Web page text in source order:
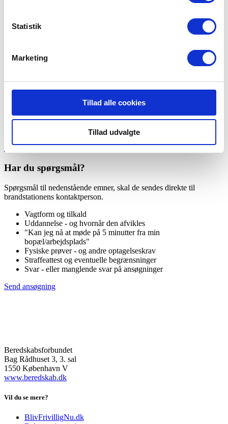
Statistik
Marketing
Tillad alle cookies
Tillad udvalgte
Det skal du vide om Falck Galten
Du skal bo og/eller arbejde maks. 5 minutter fra brandstationen.
Send ansøgning
Har du spørgsmål?
Spørgsmål til nedenstående emner, skal de sendes direkte til
brandstationens kontaktperson.
Vagtform og tilkald
Uddannelse - og hvornår den afvikles
"Kan jeg nå at møde på 5 minutter fra min
bopæl/arbejdsplads"
Fysiske prøver - og andre optagelseskrav
Straffeattest og eventuelle begrænsninger
Svar - eller manglende svar på ansøgninger
Send ansøgning
Beredskabsforbundet
Bag Rådhuset 3, 3. sal
1550 København V
www.beredskab.dk
Vil du se mere?
BlivFrivilligNu.dk